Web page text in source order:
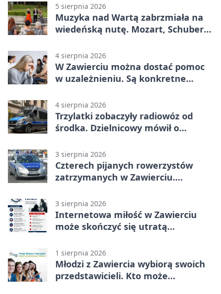
5 sierpnia 2026
Muzyka nad Wartą zabrzmiała na
wiedeńską nutę. Mozart, Schubert i
4 sierpnia 2026
W Zawierciu można dostać pomoc
w uzależnieniu. Są konkretne
4 sierpnia 2026
Trzylatki zobaczyły radiowóz od
środka. Dzielnicowy mówił o
3 sierpnia 2026
Czterech pijanych rowerzystów
zatrzymanych w Zawierciu.
3 sierpnia 2026
Internetowa miłość w Zawierciu
może skończyć się utratą
1 sierpnia 2026
Młodzi z Zawiercia wybiorą swoich
przedstawicieli. Kto może